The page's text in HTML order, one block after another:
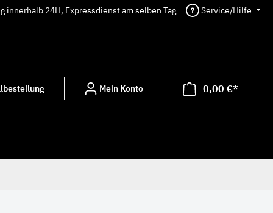
innerhalb 24H, Expressdienst am selben Tag Service/Hilfe
Mein Konto 0,00 €*